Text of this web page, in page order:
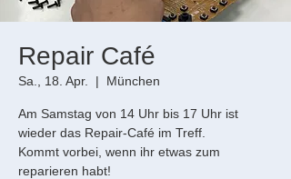
Repair Café
Sa., 18. Apr.
  |
München
Am Samstag von 14 Uhr bis 17 Uhr ist
wieder das Repair-Café im Treff.
Kommt vorbei, wenn ihr etwas zum
reparieren habt!